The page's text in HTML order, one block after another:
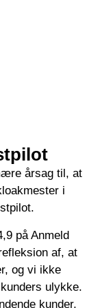
årsag til, at
i
på Anmeld
af, at
og vi ikke
ulykke.
kunder,